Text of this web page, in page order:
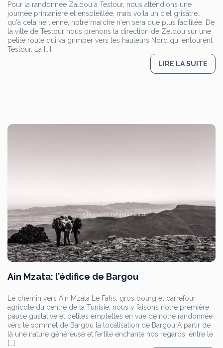
Pour la randonnée Zaldou à Testour, nous attendions une
journée printanière et ensoleillée, mais voilà un ciel grisâtre..
qu'à cela ne tienne, notre marche n'en sera que plus facilitée. De
la ville de Testour nous prenons la direction de Zeldou sur une
petite route qui va grimper vers les hauteurs Nord qui entourent
Testour. La [...]
LIRE LA SUITE
Ain Mzata: l’édifice de Bargou
Le chemin vers Ain Mzata Le Fahs, gros bourg et carrefour
agricole du centre de la Tunisie, nous y faisons notre première
pause gustative et petites emplettes en vue de notre randonnée
vers le sommet de Bargou la localisation de Bargou A partir de
là une nature généreuse et fertile enchante nos regards, entre le
[...]